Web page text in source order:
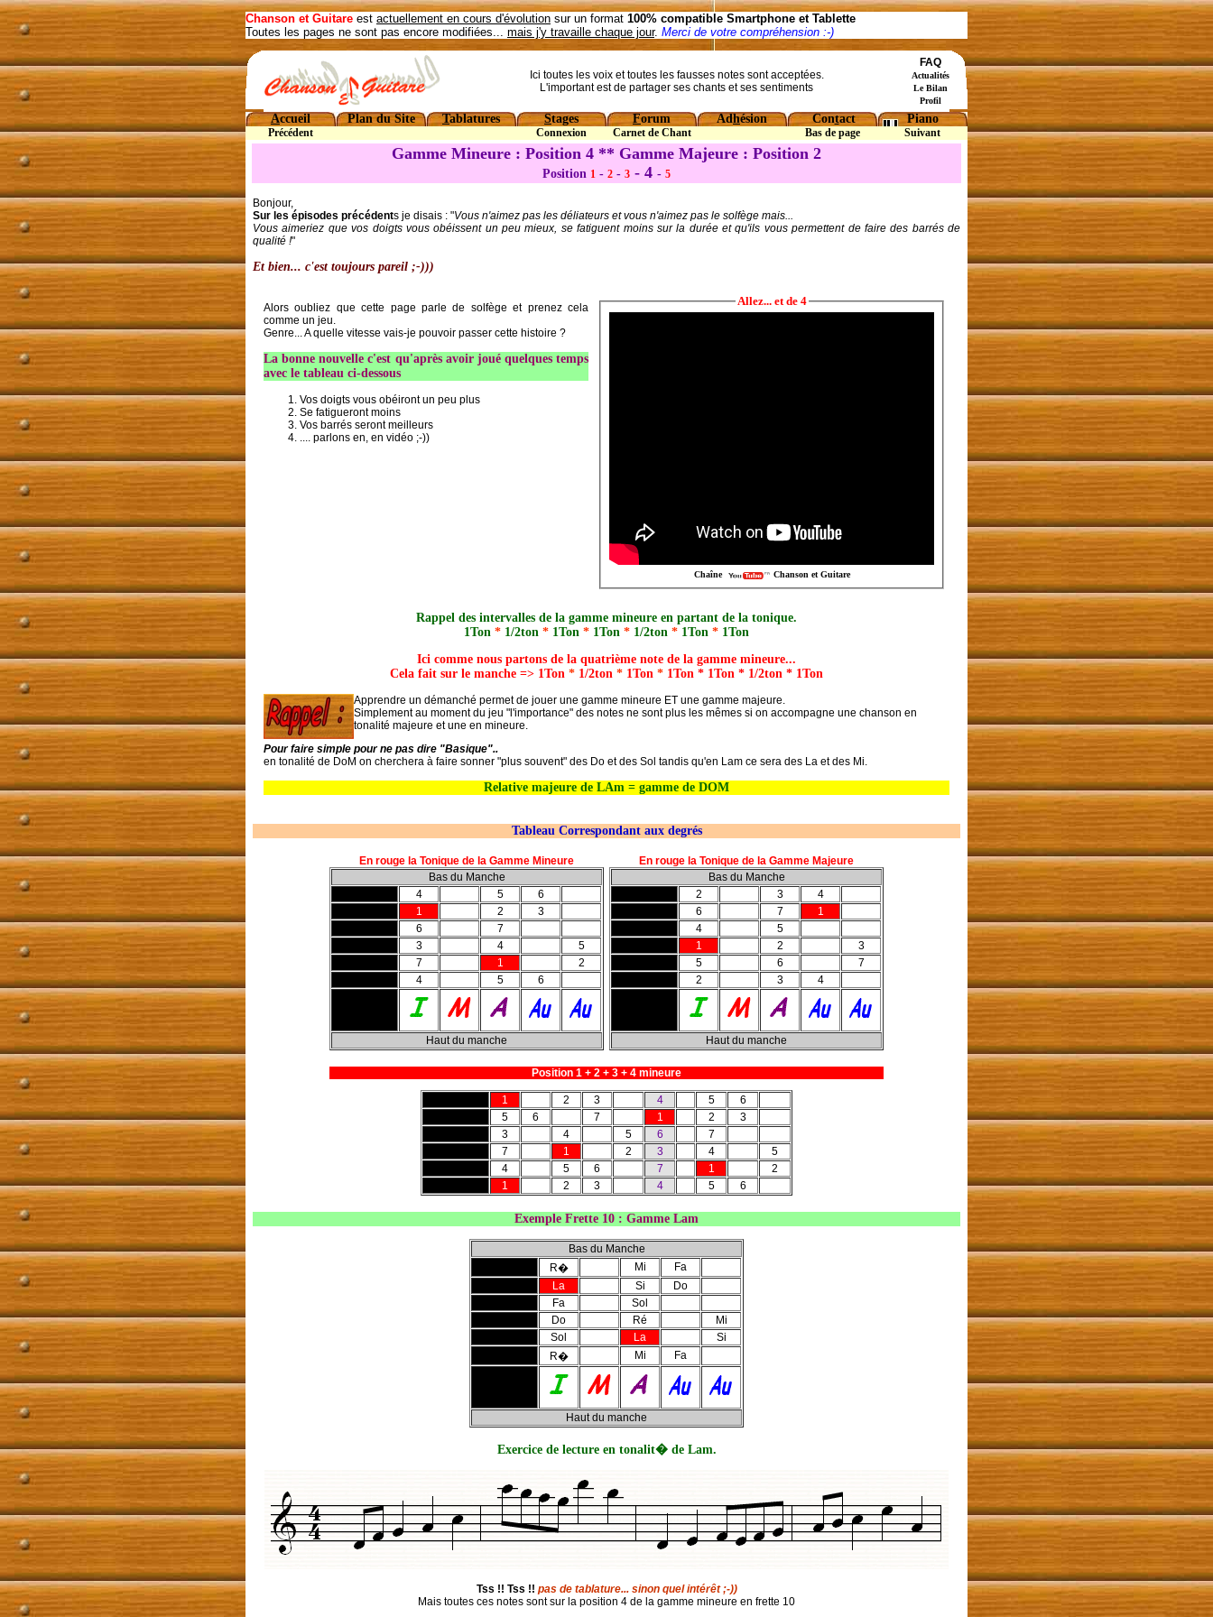
Chanson et Guitare est actuellement en cours d'évolution sur un format 100% compatible Smartphone et Tablette
Toutes les pages ne sont pas encore modifiées... mais j'y travaille chaque jour. Merci de votre compréhension :-)
Ici toutes les voix et toutes les fausses notes sont acceptées.
L'important est de partager ses chants et ses sentiments
FAQ
Actualités
Le Bilan
Profil
Accueil Plan du Site Tablatures Stages Forum Adhésion Contact Piano
Précédent Connexion Carnet de Chant Bas de page Suivant
Gamme Mineure : Position 4 ** Gamme Majeure : Position 2
Position 1 - 2 - 3 - 4 - 5
Bonjour,
Sur les épisodes précédents je disais : "Vous n'aimez pas les déliateurs et vous n'aimez pas le solfège mais...
Vous aimeriez que vos doigts vous obéissent un peu mieux, se fatiguent moins sur la durée et qu'ils vous permettent de faire des barrés de
qualité !"
Et bien... c'est toujours pareil ;-)))
Alors oubliez que cette page parle de solfège et prenez cela
comme un jeu.
Genre... A quelle vitesse vais-je pouvoir passer cette histoire ?
La bonne nouvelle c'est qu'après avoir joué quelques temps
avec le tableau ci-dessous
Vos doigts vous obéiront un peu plus
Se fatigueront moins
Vos barrés seront meilleurs
.... parlons en, en vidéo ;-))
Allez... et de 4
Chaîne Chanson et Guitare
Rappel des intervalles de la gamme mineure en partant de la tonique.
1Ton * 1/2ton * 1Ton * 1Ton * 1/2ton * 1Ton * 1Ton
Ici comme nous partons de la quatrième note de la gamme mineure...
Cela fait sur le manche => 1Ton * 1/2ton * 1Ton * 1Ton * 1Ton * 1/2ton * 1Ton
Apprendre un démanché permet de jouer une gamme mineure ET une gamme majeure.
Simplement au moment du jeu "l'importance" des notes ne sont plus les mêmes si on accompagne une chanson en
tonalité majeure et une en mineure.
Pour faire simple pour ne pas dire "Basique"..
en tonalité de DoM on cherchera à faire sonner "plus souvent" des Do et des Sol tandis qu'en Lam ce sera des La et des Mi.
Relative majeure de LAm = gamme de DOM
Tableau Correspondant aux degrés
En rouge la Tonique de la Gamme Mineure
Bas du Manche
4
5
6
1
2
3
6
7
3
4
5
7
1
2
4
5 6
Haut du manche
En rouge la Tonique de la Gamme Majeure
Bas du Manche
2
3
4
6
7
1
4
5
1
2
3
5
6
7
2
3 4
Haut du manche
Position 1 + 2 + 3 + 4 mineure
1 2 3 4 5
6
5
6 7 1 2
3
3
4 5 6
7
7
1 2 3 4
5
4
5 6 7 1
2
1
2 3 4 5 6
Exemple Frette 10 : Gamme Lam
Bas du Manche
R�
Mi
Fa
La
Si
Do
Fa
Sol
Do
Ré
Mi
Sol
La
Si
R�
Mi Fa
Haut du manche
Exercice de lecture en tonalit� de Lam.
Tss !! Tss !! pas de tablature... sinon quel intérêt ;-))
Mais toutes ces notes sont sur la position 4 de la gamme mineure en frette 10